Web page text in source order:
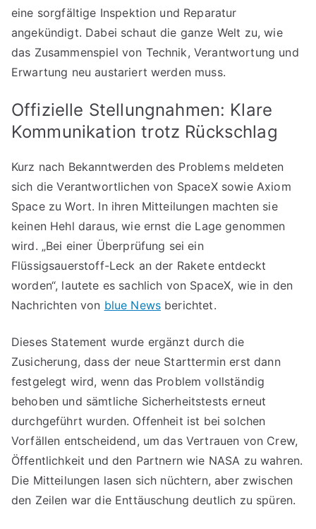
eine sorgfältige Inspektion und Reparatur
angekündigt. Dabei schaut die ganze Welt zu, wie
das Zusammenspiel von Technik, Verantwortung und
Erwartung neu austariert werden muss.
Offizielle Stellungnahmen: Klare
Kommunikation trotz Rückschlag
Kurz nach Bekanntwerden des Problems meldeten
sich die Verantwortlichen von SpaceX sowie Axiom
Space zu Wort. In ihren Mitteilungen machten sie
keinen Hehl daraus, wie ernst die Lage genommen
wird. „Bei einer Überprüfung sei ein
Flüssigsauerstoff-Leck an der Rakete entdeckt
worden“, lautete es sachlich von SpaceX, wie in den
Nachrichten von blue News berichtet.
Dieses Statement wurde ergänzt durch die
Zusicherung, dass der neue Starttermin erst dann
festgelegt wird, wenn das Problem vollständig
behoben und sämtliche Sicherheitstests erneut
durchgeführt wurden. Offenheit ist bei solchen
Vorfällen entscheidend, um das Vertrauen von Crew,
Öffentlichkeit und den Partnern wie NASA zu wahren.
Die Mitteilungen lasen sich nüchtern, aber zwischen
den Zeilen war die Enttäuschung deutlich zu spüren.